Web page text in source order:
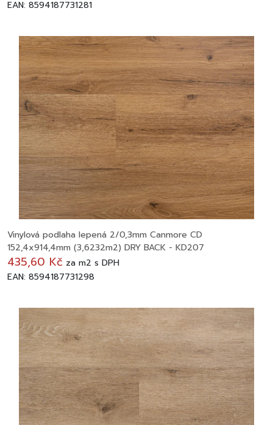
EAN: 8594187731281
Vinylová podlaha lepená 2/0,3mm Canmore CD
152,4x914,4mm (3,6232m2) DRY BACK - KD207
435,60 Kč za m2 s DPH
EAN: 8594187731298